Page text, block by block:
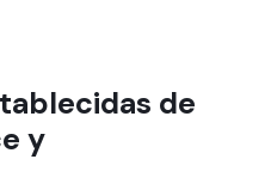
de
y